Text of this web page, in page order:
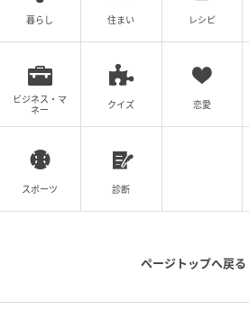
暮らし 住まい レシピ
ビジネス・マ
ネー
クイズ 恋愛
スポーツ 診断
ページトップへ戻る